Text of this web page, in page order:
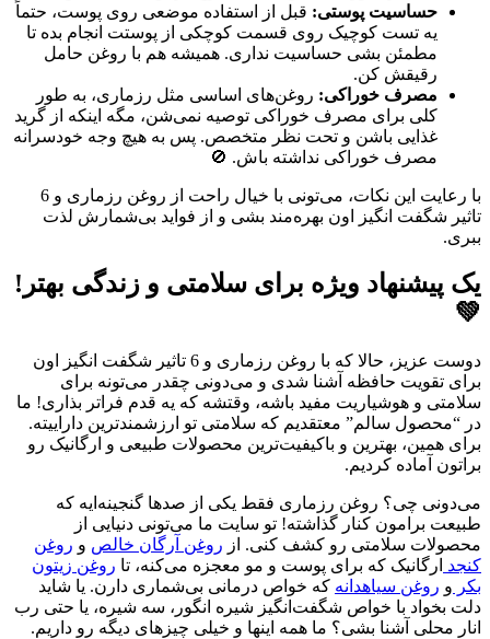
حساسیت پوستی: قبل از استفاده موضعی روی پوست، حتماً
یه تست کوچیک روی قسمت کوچکی از پوستت انجام بده تا
مطمئن بشی حساسیت نداری. همیشه هم با روغن حامل
رقیقش کن.
مصرف خوراکی: روغن‌های اساسی مثل رزماری، به طور
کلی برای مصرف خوراکی توصیه نمی‌شن، مگه اینکه از گرید
غذایی باشن و تحت نظر متخصص. پس به هیچ وجه خودسرانه
مصرف خوراکی نداشته باش. 🚫
با رعایت این نکات، می‌تونی با خیال راحت از روغن رزماری و 6
تاثیر شگفت انگیز اون بهره‌مند بشی و از فواید بی‌شمارش لذت
ببری.
یک پیشنهاد ویژه برای سلامتی و زندگی بهتر!
💚
دوست عزیز، حالا که با روغن رزماری و 6 تاثیر شگفت انگیز اون
برای تقویت حافظه آشنا شدی و می‌دونی چقدر می‌تونه برای
سلامتی و هوشیاریت مفید باشه، وقتشه که یه قدم فراتر بذاری! ما
در “محصول سالم” معتقدیم که سلامتی تو ارزشمندترین داراییته.
برای همین، بهترین و باکیفیت‌ترین محصولات طبیعی و ارگانیک رو
براتون آماده کردیم.
می‌دونی چی؟ روغن رزماری فقط یکی از صدها گنجینه‌ایه که
طبیعت برامون کنار گذاشته! تو سایت ما می‌تونی دنیایی از
محصولات سلامتی رو کشف کنی. از روغن آرگان خالص و روغن
کنجد ارگانیک که برای پوست و مو معجزه می‌کنه، تا روغن زیتون
بکر و روغن سیاهدانه که خواص درمانی بی‌شماری دارن. یا شاید
دلت بخواد با خواص شگفت‌انگیز شیره انگور، سه شیره، یا حتی رب
انار محلی آشنا بشی؟ ما همه اینها و خیلی چیزهای دیگه رو داریم.